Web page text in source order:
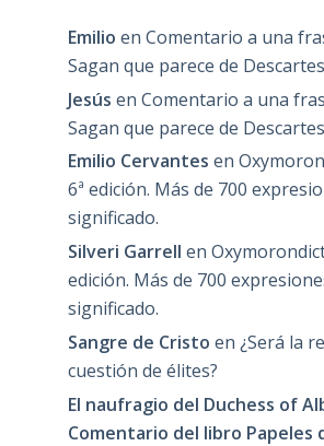
Emilio en Comentario a una
Sagan que parece de Descartes
Jesús en Comentario a una
Sagan que parece de Descartes
Emilio Cervantes en
6ª edición. Más de 700
significado.
Silveri Garrell en
edición. Más de 700
significado.
Sangre de Cristo en ¿Será la
cuestión de élites?
El naufragio del Duchess of
Comentario del libro Papeles